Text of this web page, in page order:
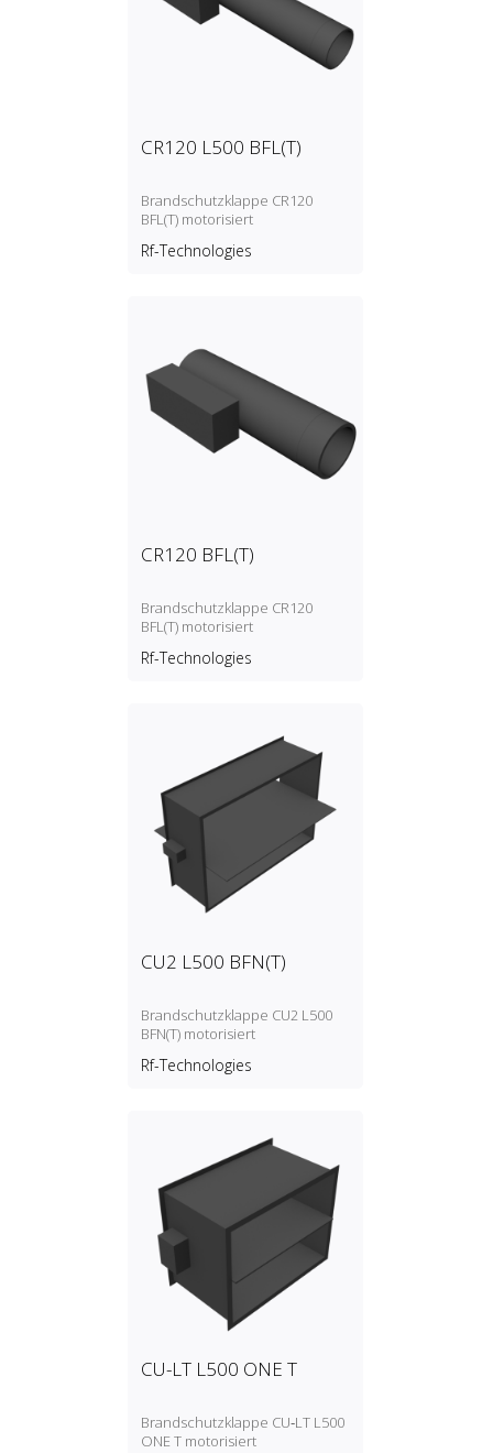
CR120 L500 BFL(T)
Brandschutzklappe CR120
BFL(T) motorisiert
Rf-Technologies
CR120 BFL(T)
Brandschutzklappe CR120
BFL(T) motorisiert
Rf-Technologies
CU2 L500 BFN(T)
Brandschutzklappe CU2 L500
BFN(T) motorisiert
Rf-Technologies
CU-LT L500 ONE T
Brandschutzklappe CU‑LT L500
ONE T motorisiert